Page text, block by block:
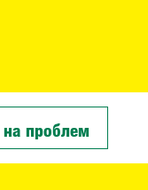
проблем